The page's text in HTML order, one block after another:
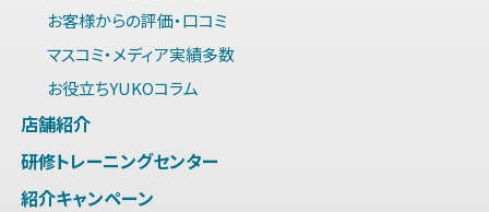
お客様からの評価・口コミ
マスコミ・メディア実績多数
お役立ちYUKOコラム
店舗紹介
研修トレーニングセンター
紹介キャンペーン